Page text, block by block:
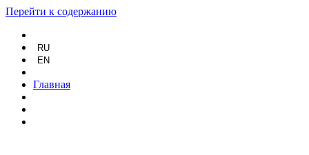
Перейти к содержанию
RU
EN
Главная